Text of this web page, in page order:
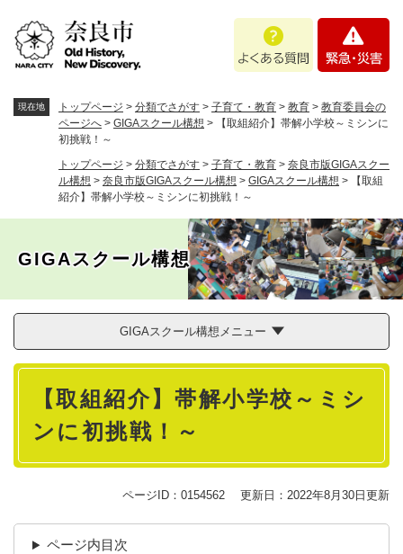
あ
問
・
現在地 トップページ > 分類でさがす > 子育て・教育 > 教育 > 教育委員会の
ページへ > GIGAスクール構想 >
【取組紹介】帯解小学校～ミシンに
初挑戦！～
トップページ > 分類でさがす > 子育て・教育 > 奈良市版GIGAスクー
ル構想 > 奈良市版GIGAスクール構想 > GIGAスクール構想 >
【取組
紹介】帯解小学校～ミシンに初挑戦！～
GIGAスクール構想
GIGAスクール構想メニュー
本
【取組紹介】帯解小学校～ミシ
ンに初挑戦！～
ページID：0154562 更新日：2022年8月30日更新
ページ内目次